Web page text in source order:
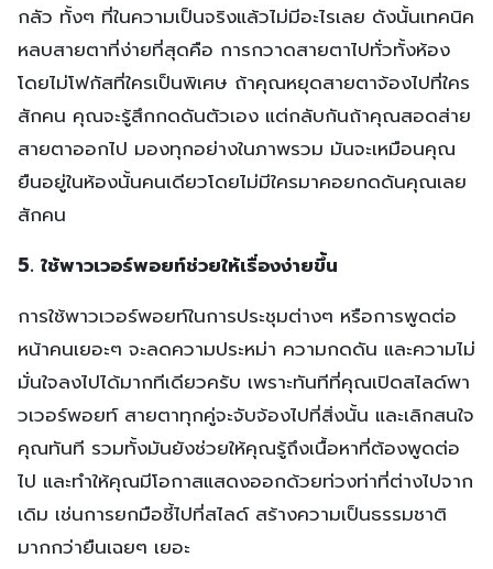
กลัว ทั้งๆ ที่ในความเป็นจริงแล้วไม่มีอะไรเลย ดังนั้นเทคนิค
หลบสายตาที่ง่ายที่สุดคือ การกวาดสายตาไปทั่วทั้งห้อง
โดยไม่โฟกัสที่ใครเป็นพิเศษ ถ้าคุณหยุดสายตาจ้องไปที่ใคร
สักคน คุณจะรู้สึกกดดันตัวเอง แต่กลับกันถ้าคุณสอดส่าย
สายตาออกไป มองทุกอย่างในภาพรวม มันจะเหมือนคุณ
ยืนอยู่ในห้องนั้นคนเดียวโดยไม่มีใครมาคอยกดดันคุณเลย
สักคน
5. ใช้พาวเวอร์พอยท์ช่วยให้เรื่องง่ายขึ้น
การใช้พาวเวอร์พอยท์ในการประชุมต่างๆ หรือการพูดต่อ
หน้าคนเยอะๆ จะลดความประหม่า ความกดดัน และความไม่
มั่นใจลงไปได้มากทีเดียวครับ เพราะทันทีที่คุณเปิดสไลด์พา
วเวอร์พอยท์ สายตาทุกคู่จะจับจ้องไปที่สิ่งนั้น และเลิกสนใจ
คุณทันที รวมทั้งมันยังช่วยให้คุณรู้ถึงเนื้อหาที่ต้องพูดต่อ
ไป และทำให้คุณมีโอกาสแสดงออกด้วยท่วงท่าที่ต่างไปจาก
เดิม เช่นการยกมือชี้ไปที่สไลด์ สร้างความเป็นธรรมชาติ
มากกว่ายืนเฉยๆ เยอะ